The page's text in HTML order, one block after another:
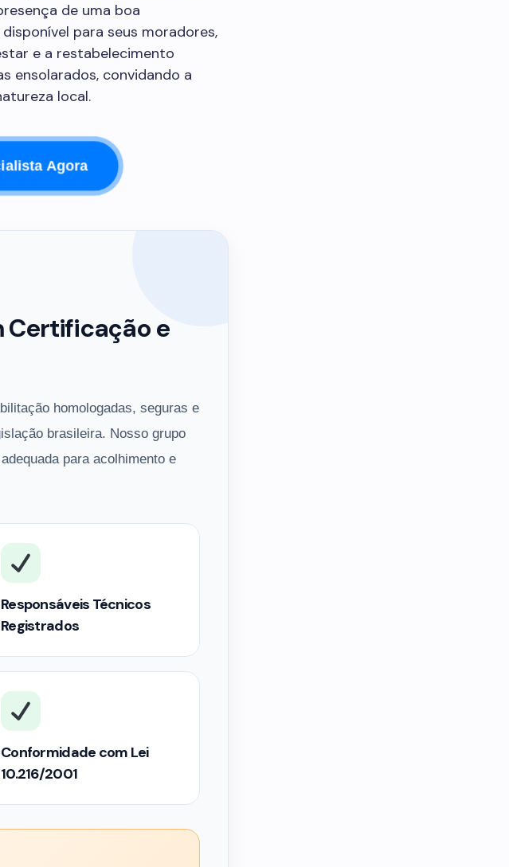
de uma boa
para seus moradores,
e a restabelecimento
ensolarados, convidando a
local.
Agora
Certificação e
homologadas, seguras e
brasileira. Nosso grupo
para acolhimento e
Responsáveis Técnicos
Registrados
Conformidade com Lei
10.216/2001